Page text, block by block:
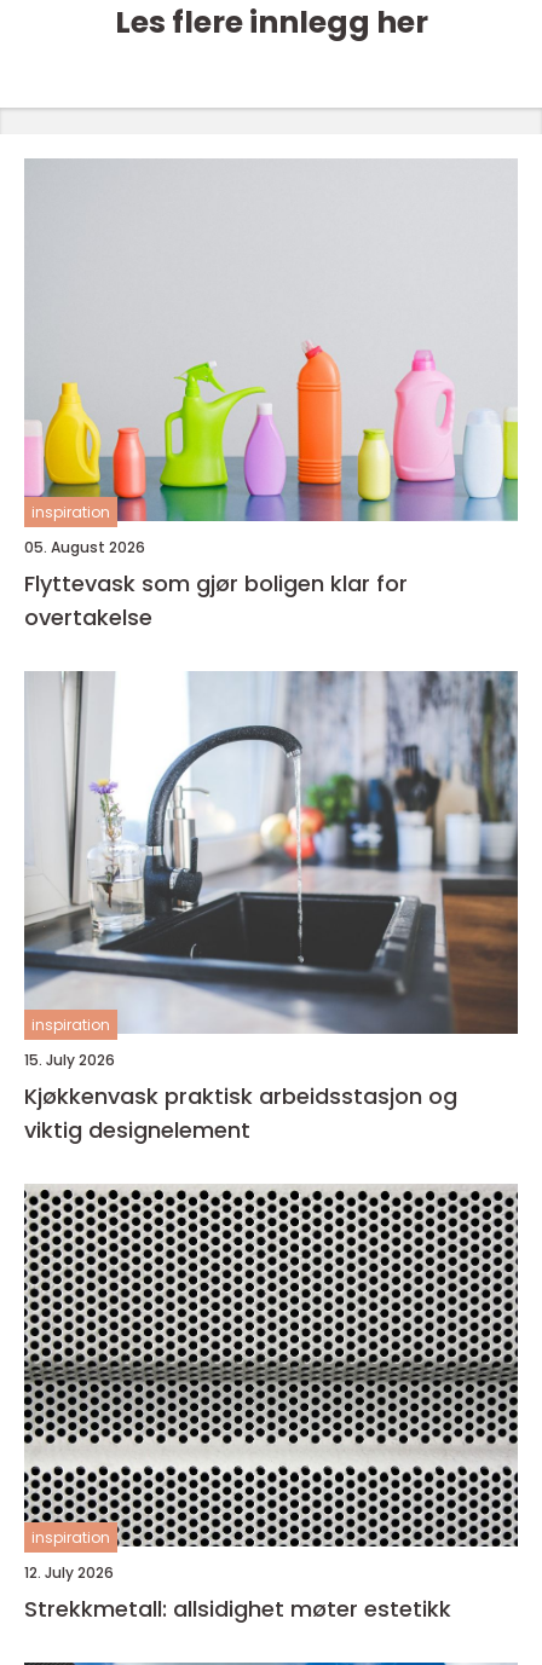
Les flere innlegg her
inspiration
05. August 2026
Flyttevask som gjør boligen klar for
overtakelse
inspiration
15. July 2026
Kjøkkenvask praktisk arbeidsstasjon og
viktig designelement
inspiration
12. July 2026
Strekkmetall: allsidighet møter estetikk